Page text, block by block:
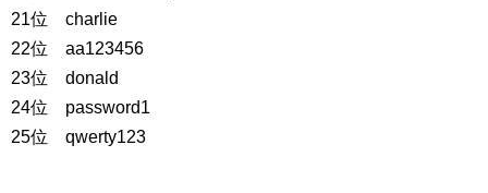
21位 charlie
22位 aa123456
23位 donald
24位 password1
25位 qwerty123